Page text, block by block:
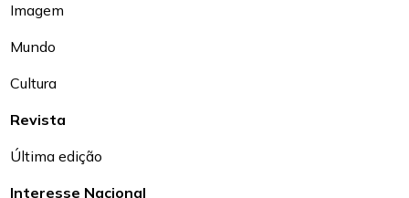
Imagem
Mundo
Cultura
Revista
Última edição
Interesse Nacional